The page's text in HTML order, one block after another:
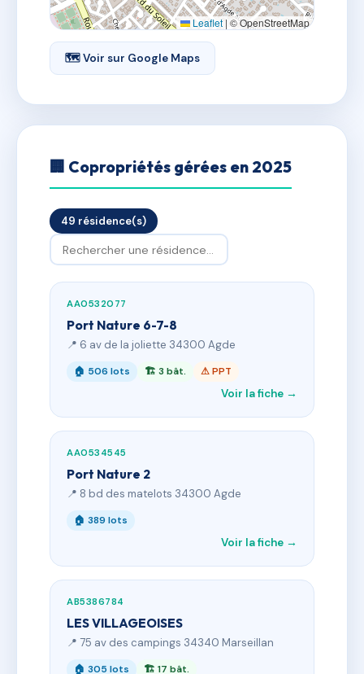
Leaflet | © OpenStreetMap
🗺 Voir sur Google Maps
🏢 Copropriétés gérées en 2025
49 résidence(s)
AA0532077
Port Nature 6-7-8
📍 6 av de la joliette 34300 Agde
🏠 506 lots 🏗 3 bât. ⚠ PPT
Voir la fiche →
AA0534545
Port Nature 2
📍 8 bd des matelots 34300 Agde
🏠 389 lots
Voir la fiche →
AB5386784
LES VILLAGEOISES
📍 75 av des campings 34340 Marseillan
🏠 305 lots 🏗 17 bât.